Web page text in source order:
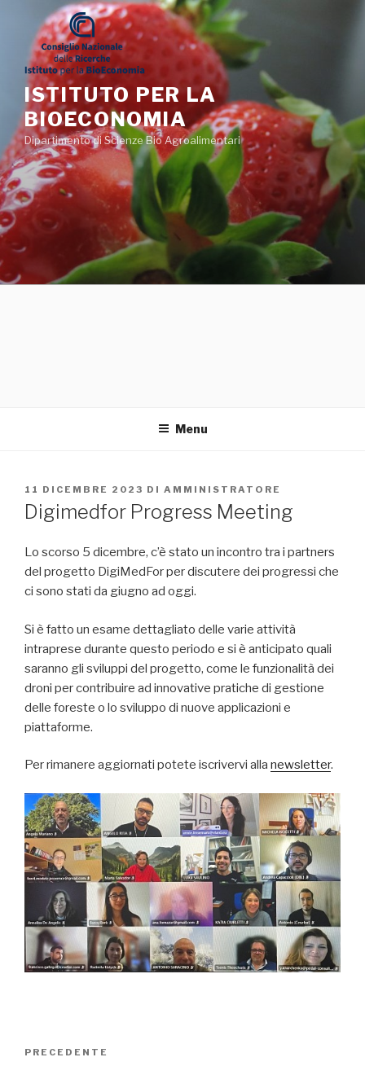
contenuto
ISTITUTO PER LA
BIOECONOMIA
Dipartimento di Scienze Bio Agroalimentari
Menu
PUBBLICATO
IL
11 DICEMBRE 2023 DI AMMINISTRATORE
Digimedfor Progress Meeting
Lo scorso 5 dicembre, c’è stato un incontro tra i partners
del progetto DigiMedFor per discutere dei progressi che
ci sono stati da giugno ad oggi.
Si è fatto un esame dettagliato delle varie attività
intraprese durante questo periodo e si è anticipato quali
saranno gli sviluppi del progetto, come le funzionalità dei
droni per contribuire ad innovative pratiche di gestione
delle foreste o lo sviluppo di nuove applicazioni e
piattaforme.
Per rimanere aggiornati potete iscrivervi alla newsletter.
Navigazione
Articolo
PRECEDENTE